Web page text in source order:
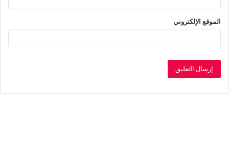
الموقع الإلكتروني